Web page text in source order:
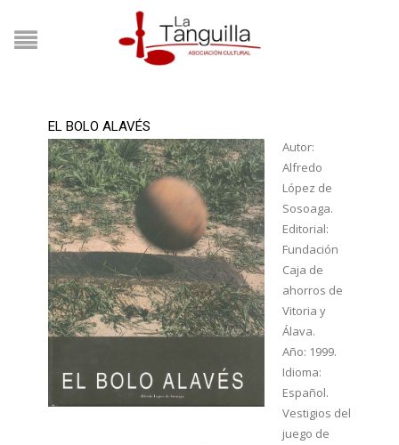
EL BOLO ALAVÉS
Autor:
Alfredo
López de
Sosoaga.
Editorial:
Fundación
Caja de
ahorros de
Vitoria y
Álava.
Año: 1999.
Idioma:
Español.
Vestigios del
juego de